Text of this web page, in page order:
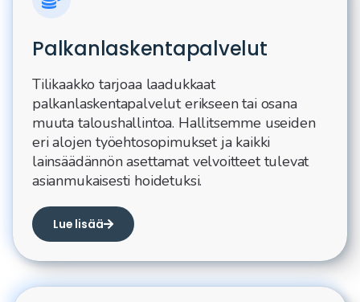
Palkanlaskenta­palvelut
Tilikaakko tarjoaa laadukkaat
palkanlaskentapalvelut erikseen tai osana
muuta taloushallintoa. Hallitsemme useiden
eri alojen työehtosopimukset ja kaikki
lainsäädännön asettamat velvoitteet tulevat
asianmukaisesti hoidetuksi.
Lue lisää